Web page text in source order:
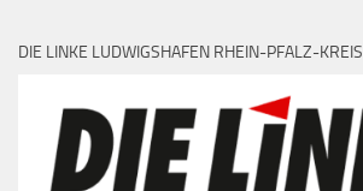
DIE LINKE LUDWIGSHAFEN RHEIN-PFALZ-KREIS